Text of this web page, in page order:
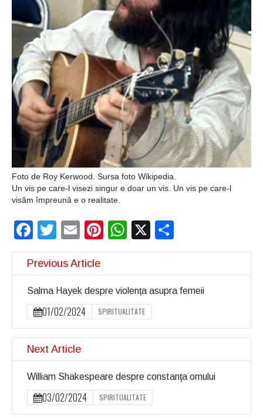
Şi-a vândut soţia
pentru un ritual de
magie neagră
Foto de Roy Kerwood. Sursa foto Wikipedia.
Un vis pe care-l visezi singur e doar un vis. Un vis pe care-l
visăm împreună e o realitate.
Facebook
Twitter
EmailPinterest
WhatsApp
X
Previous Article
Salma Hayek despre violența asupra femeii
01/02/2024 SPIRITUALITATE
Next Article
William Shakespeare despre constanţa omului
03/02/2024 SPIRITUALITATE